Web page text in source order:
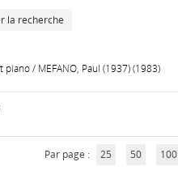
la recherche
/ MEFANO, Paul (1937) (1983)
Par page : 25 50 100